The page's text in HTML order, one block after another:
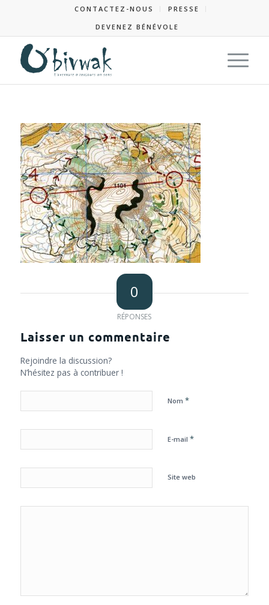
CONTACTEZ-NOUS
PRESSE
DEVENEZ BÉNÉVOLE
0
RÉPONSES
Laisser un commentaire
Rejoindre la discussion?
N’hésitez pas à contribuer !
Nom *
E-mail *
Site web